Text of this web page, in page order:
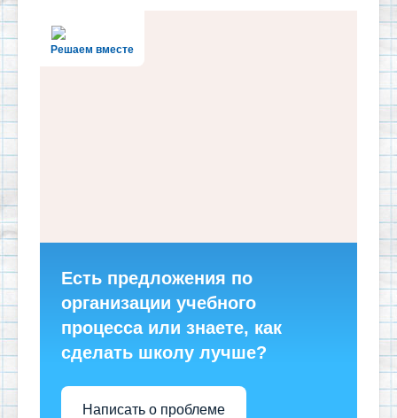
Решаем вместе
Есть предложения по
организации учебного
процесса или знаете, как
сделать школу лучше?
Написать о проблеме